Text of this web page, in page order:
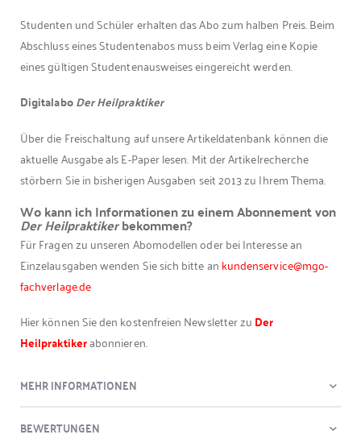
Studenten und Schüler erhalten das Abo zum halben Preis. Beim
Abschluss eines Studentenabos muss beim Verlag eine Kopie
eines gültigen Studentenausweises eingereicht werden.
DigitalaboDer Heilpraktiker
Über die Freischaltung auf unsere Artikeldatenbank können die
aktuelle Ausgabe als E-Paper lesen. Mit der Artikelrecherche
störbern Sie in bisherigen Ausgaben seit 2013 zu Ihrem Thema.
Wo kann ich Informationen zu einem Abonnement von
Der Heilpraktikerbekommen?
Für Fragen zu unseren Abomodellen oder bei Interesse an
Einzelausgaben wenden Sie sich bitte an kundenservice@mgo-
fachverlage.de
Hier können Sie den kostenfreien Newsletter zu Der
Heilpraktikerabonnieren.
MEHR INFORMATIONEN
BEWERTUNGEN